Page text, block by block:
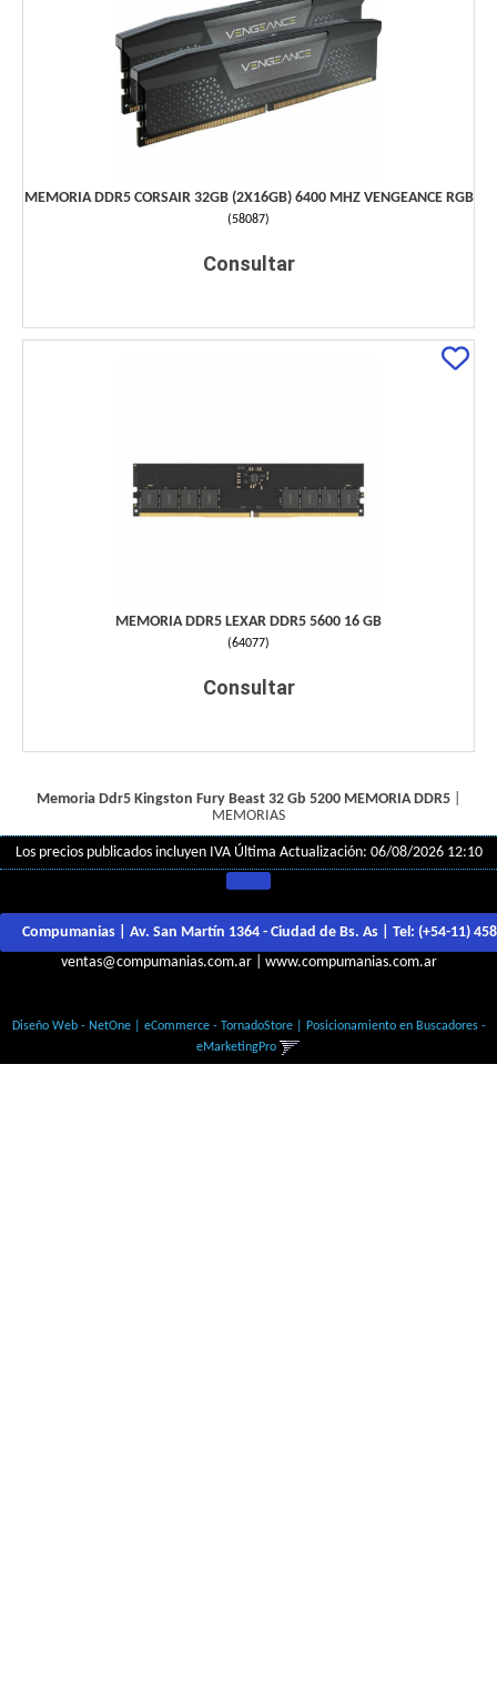
MEMORIA DDR5 CORSAIR 32GB (2X16GB) 6400 MHZ VENGEANCE RGB
(58087)
Consultar
MEMORIA DDR5 LEXAR DDR5 5600 16 GB
(64077)
Consultar
Memoria Ddr5 Kingston Fury Beast 32 Gb 5200 MEMORIA DDR5
MEMORIAS
Los precios publicados incluyen IVA Última Actualización: 06/08/2026 12:10
Compumanias | Av. San Martín 1364 - Ciudad de Bs. As | Tel: (+54-11)
ventas@compumanias.com.ar| www.compumanias.com.ar
Diseño Web - NetOne| eCommerce - TornadoStore| Posicionamiento en Buscadores -
eMarketingPro